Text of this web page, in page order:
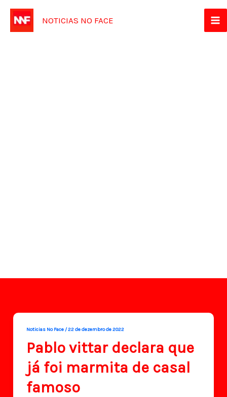
para
NOTICIAS NO FACE
Noticias No Face /22 de dezembro de 2022
Pablo vittar declara que
já foi marmita de casal
famoso